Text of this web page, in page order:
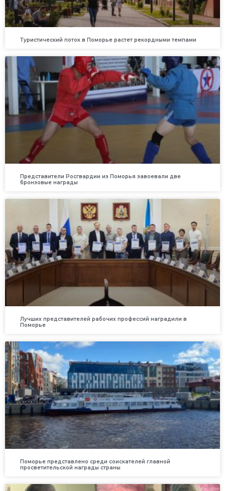
Туристический поток в Поморье растет рекордными темпами
Представители Росгвардии из Поморья завоевали две
бронзовые награды
Лучших представителей рабочих профессий наградили в
Поморье
Поморье представлено среди соискателей главной
просветительской награды страны